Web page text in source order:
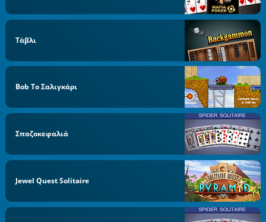
Τάβλι
Bob Το Σαλιγκάρι
Σπαζοκεφαλιά
Jewel Quest Solitaire